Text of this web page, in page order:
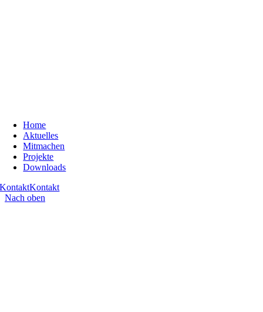
Home
Aktuelles
Mitmachen
Projekte
Downloads
KontaktKontakt
Nach oben